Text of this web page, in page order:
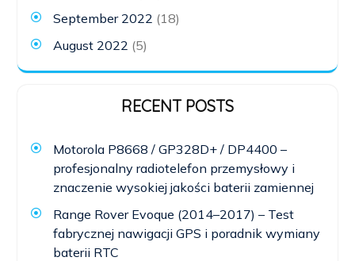
September 2022 (18)
August 2022 (5)
RECENT POSTS
Motorola P8668 / GP328D+ / DP4400 –
profesjonalny radiotelefon przemysłowy i
znaczenie wysokiej jakości baterii zamiennej
Range Rover Evoque (2014–2017) – Test
fabrycznej nawigacji GPS i poradnik wymiany
baterii RTC